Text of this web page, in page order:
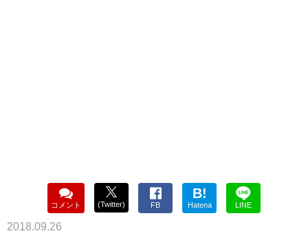
コメント (Twitter) FB
B!
Hatena LINE
2018.09.26